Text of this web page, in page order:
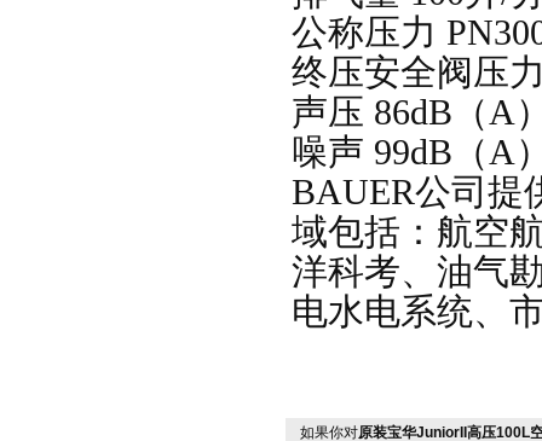
公称压力
终压安全阀压
声压 86dB （A
噪声 99dB （A
BAUER公司提
域包括：航空
洋科考、油气
电水电系统、
如果你对原装宝华JuniorII高压100L